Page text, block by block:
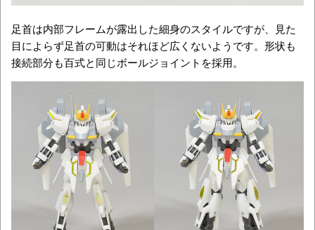
足首は内部フレームが露出した細身のスタイルですが、見た
目によらず足首の可動はそれほど広くないようです。形状も
接続部分も百式と同じボールジョイントを採用。